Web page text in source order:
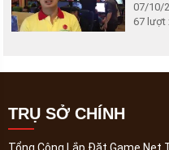
07/10/
67 lượt
TRỤ SỞ CHÍNH